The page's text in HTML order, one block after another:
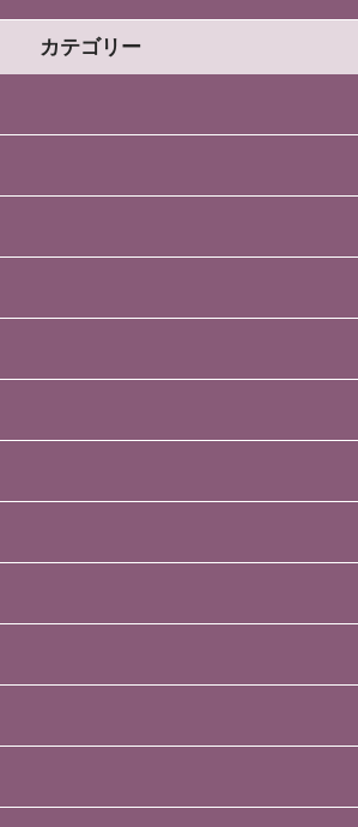
カテゴリー